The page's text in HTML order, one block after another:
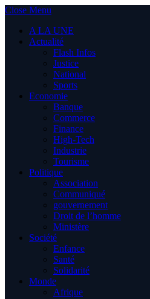
Close Menu
A LA UNE
Actualité
Flash Infos
Justice
National
Sports
Economie
Banque
Commerce
Finance
High-Tech
Industrie
Tourisme
Politique
Association
Communiqué
gouvernement
Droit de l’homme
Ministère
Société
Enfance
Santé
Solidarité
Monde
Afrique